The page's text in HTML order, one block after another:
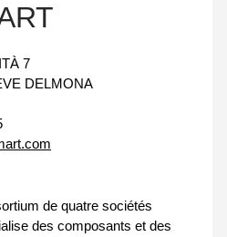
7
DELMONA
de quatre sociétés
des composants et des